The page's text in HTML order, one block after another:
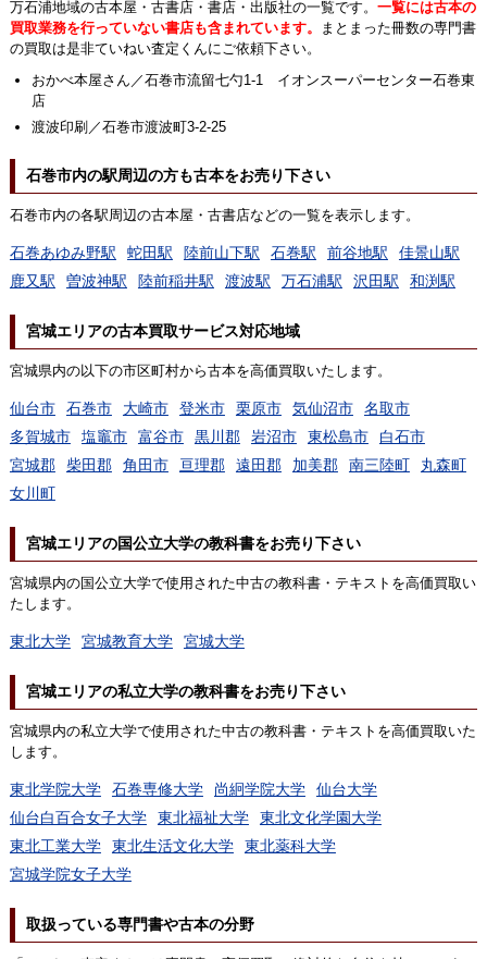
万石浦地域の古本屋・古書店・書店・出版社の一覧です。 一覧には古本の
買取業務を行っていない書店も含まれています。
まとまった冊数の専門書
の買取は是非ていねい査定くんにご依頼下さい。
おかべ本屋さん／石巻市流留七勺1-1 イオンスーパーセンター石巻東
店
渡波印刷／石巻市渡波町3-2-25
石巻市内の駅周辺の方も古本をお売り下さい
石巻市内の各駅周辺の古本屋・古書店などの一覧を表示します。
石巻あゆみ野駅 蛇田駅 陸前山下駅 石巻駅 前谷地駅
佳景山駅
鹿又駅
曽波神駅 陸前稲井駅 渡波駅 万石浦駅 沢田駅 和渕駅
宮城エリアの古本買取サービス対応地域
宮城県内の以下の市区町村から古本を高価買取いたします。
仙台市 石巻市 大崎市 登米市 栗原市 気仙沼市
名取市
多賀城市
塩竈市 富谷市 黒川郡 岩沼市 東松島市
白石市
宮城郡
柴田郡 角田市 亘理郡 遠田郡 加美郡 南三陸町
丸森町
女川町
宮城エリアの国公立大学の教科書をお売り下さい
宮城県内の国公立大学で使用された中古の教科書・テキストを高価買取い
たします。
東北大学 宮城教育大学 宮城大学
宮城エリアの私立大学の教科書をお売り下さい
宮城県内の私立大学で使用された中古の教科書・テキストを高価買取いた
します。
東北学院大学 石巻専修大学 尚絅学院大学
仙台大学
仙台白百合女子大学
東北福祉大学
東北文化学園大学
東北工業大学
東北生活文化大学
東北薬科大学
宮城学院女子大学
取扱っている専門書や古本の分野